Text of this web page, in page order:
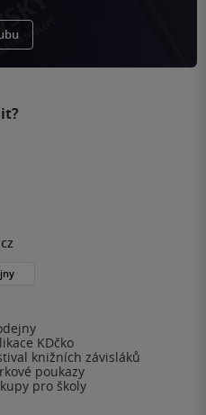
KDčko
knižních závisláků
poukazy
pro školy